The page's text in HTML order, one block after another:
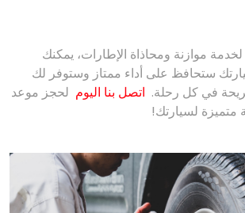
لخدمة موازنة ومحاذاة الإطارات، يمكنك
ستحافظ على أداء ممتاز وستوفر لك
في كل رحلة. اتصل بنا اليوم لحجز موعد
لسيارتك!